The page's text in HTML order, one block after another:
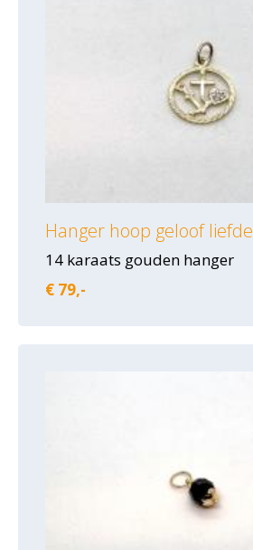
Hanger hoop geloof liefde
14 karaats gouden hanger
€ 79,-